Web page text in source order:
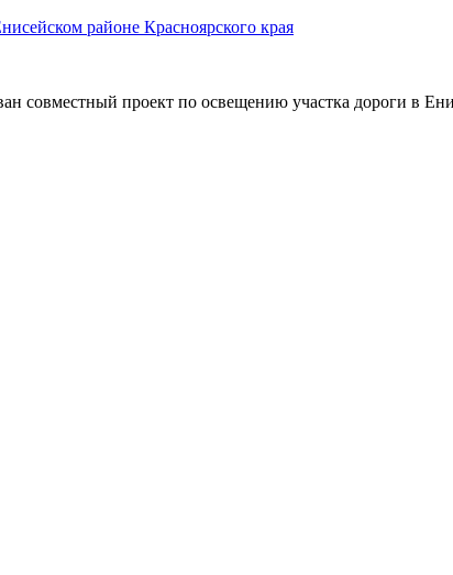
районе Красноярского края
совместный проект по освещению участка дороги в